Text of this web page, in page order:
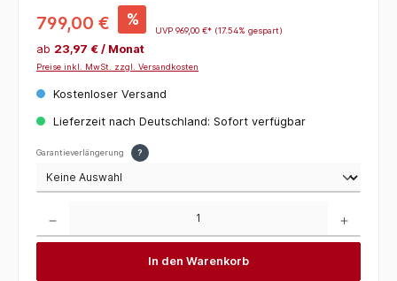
799,00 € %
UVP 969,00 €* (17.54% gespart)
ab 23,97 € / Monat
Preise inkl. MwSt. zzgl. Versandkosten
Kostenloser Versand
Lieferzeit nach Deutschland: Sofort verfügbar
Garantieverlängerung ?
In den Warenkorb